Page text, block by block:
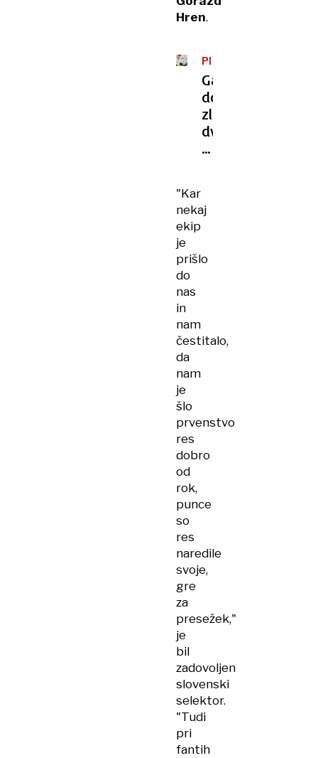
Hren.
PLEZANJE
Garnbretova
do
zlatega
dvojčka
priplezala
"Kar
nekaj
ekip
je
prišlo
do
nas
in
nam
čestitalo,
da
nam
je
šlo
prvenstvo
res
dobro
od
rok,
punce
so
res
naredile
svoje,
gre
za
presežek,"
je
bil
zadovoljen
slovenski
selektor.
"Tudi
pri
fantih